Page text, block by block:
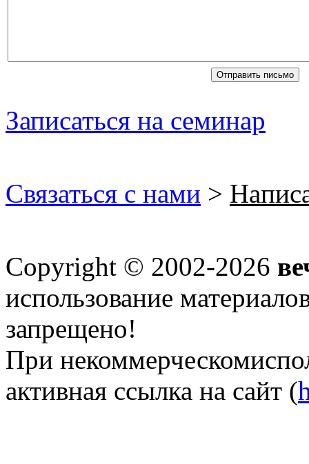
Записаться на семинар
Связаться с нами >
Copyright © 2002-2026
использование
запрещено!
При
активная ссылка на сайт (